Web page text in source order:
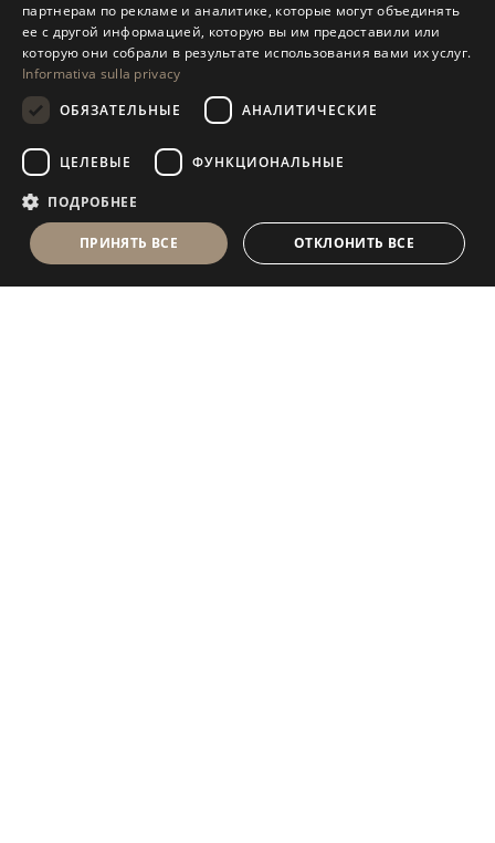
SPANISH
GERMAN
партнерам по рекламе и аналитике, которые могут объединять
ее с другой информацией, которую вы им предоставили или
которую они собрали в результате использования вами их услуг.
Informativa sulla privacy
ОБЯЗАТЕЛЬНЫЕ
АНАЛИТИЧЕСКИЕ
ЦЕЛЕВЫЕ ФУНКЦИОНАЛЬНЫЕ
ПОДРОБНЕЕ
ПРИНЯТЬ ВСЕ ОТКЛОНИТЬ ВСЕ